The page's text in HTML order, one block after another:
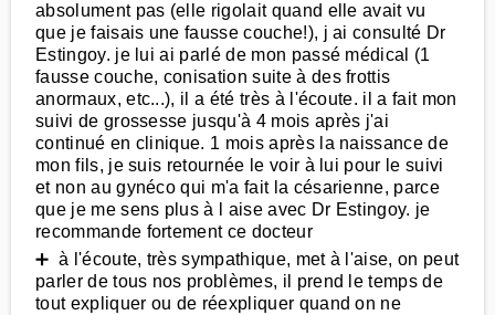
absolument pas (elle rigolait quand elle avait vu
que je faisais une fausse couche!), j ai consulté Dr
Estingoy. je lui ai parlé de mon passé médical (1
fausse couche, conisation suite à des frottis
anormaux, etc...), il a été très à l'écoute. il a fait mon
suivi de grossesse jusqu'à 4 mois après j'ai
continué en clinique. 1 mois après la naissance de
mon fils, je suis retournée le voir à lui pour le suivi
et non au gynéco qui m'a fait la césarienne, parce
que je me sens plus à l aise avec Dr Estingoy. je
recommande fortement ce docteur
➕ à l'écoute, très sympathique, met à l'aise, on peut
parler de tous nos problèmes, il prend le temps de
tout expliquer ou de réexpliquer quand on ne